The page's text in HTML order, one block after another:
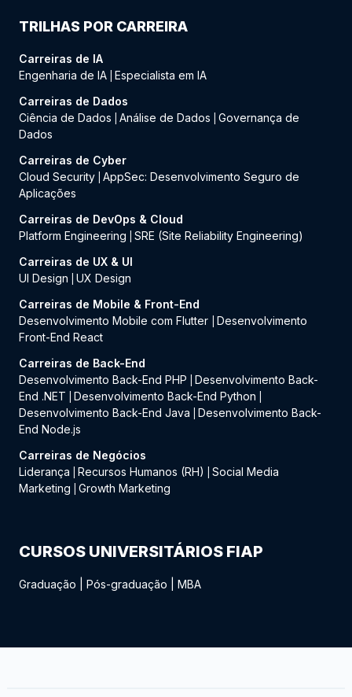
TRILHAS POR CARREIRA
Carreiras de IA
Engenharia de IA Especialista em IA
Carreiras de Dados
Ciência de Dados
Análise de Dados
Governança de
Dados
Carreiras de Cyber
Cloud Security AppSec: Desenvolvimento Seguro de
Aplicações
Carreiras de DevOps & Cloud
Platform Engineering
SRE (Site Reliability Engineering)
Carreiras de UX & UI
UI Design
UX Design
Carreiras de Mobile & Front-End
Desenvolvimento Mobile com Flutter
Desenvolvimento
Front-End React
Carreiras de Back-End
Desenvolvimento Back-End PHP
Desenvolvimento Back-
End .NET
Desenvolvimento Back-End Python
Desenvolvimento Back-End Java
Desenvolvimento Back-
End Node.js
Carreiras de Negócios
Liderança
Recursos Humanos (RH)
Social Media
Marketing
Growth Marketing
CURSOS UNIVERSITÁRIOS FIAP
Graduação Pós-graduação MBA